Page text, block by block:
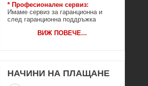
* Професионален сервиз:
Имаме сервиз за гаранционна и
след гаранционна поддръжка
ВИЖ ПОВЕЧЕ...
НАЧИНИ НА ПЛАЩАНЕ